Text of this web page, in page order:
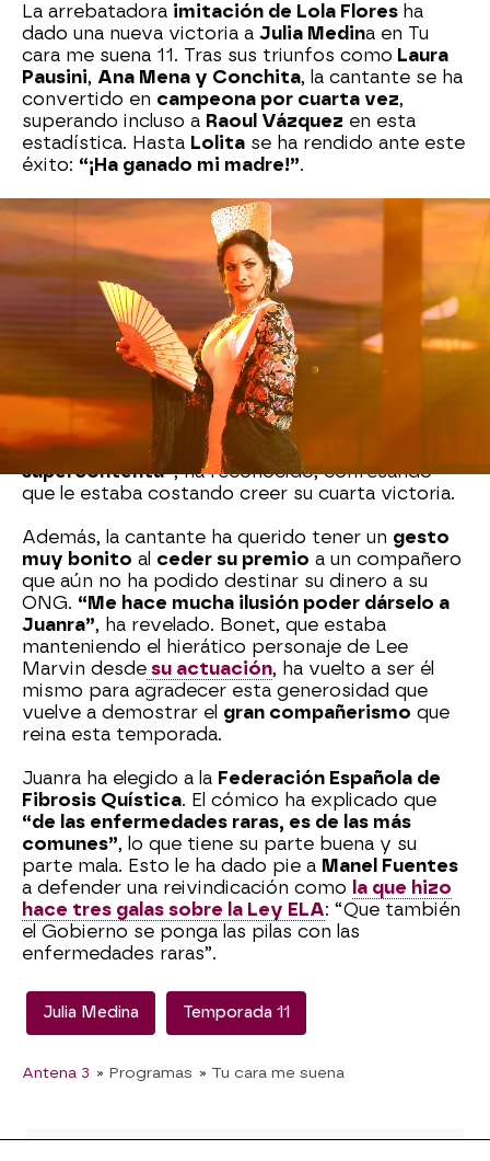
La arrebatadora imitación de Lola Flores ha
dado una nueva victoria a Julia Medina en Tu
cara me suena 11. Tras sus triunfos como Laura
Pausini, Ana Mena y Conchita, la cantante se ha
convertido en campeona por cuarta vez,
superando incluso a Raoul Vázquez en esta
estadística. Hasta Lolita se ha rendido ante este
éxito: “¡Ha ganado mi madre!”.
Lo cierto es que su actuación no ha sido la más
valorada por el jurado, que ha puntuado mejor el
potente
homenaje de David Bustamante a
Camilo Sesto . Sin embargo, el público sí ha
dado su 12 a nuestra particular Faraona y a
‘La
Zarzamora’que ha interpretado.
Julia, al recoger el premio, ha reconocido lo
sufrida que ha sido esta imitación, por lo icónica
que es Lola Flores, por la canción y por tener a
Lolita delante. “Lo pasé muy mal, así que estoy
supercontenta”, ha reconocido, confesando
que le estaba costando creer su cuarta victoria.
Además, la cantante ha querido tener un gesto
muy bonito al ceder su premio a un compañero
que aún no ha podido destinar su dinero a su
ONG. “Me hace mucha ilusión poder dárselo a
Juanra”, ha revelado. Bonet, que estaba
manteniendo el hierático personaje de Lee
Marvin desde su actuación, ha vuelto a ser él
mismo para agradecer esta generosidad que
vuelve a demostrar el gran compañerismo que
reina esta temporada.
Juanra ha elegido a la Federación Española de
Fibrosis Quística. El cómico ha explicado que
“de las enfermedades raras, es de las más
comunes”, lo que tiene su parte buena y su
parte mala. Esto le ha dado pie a Manel Fuentes
a defender una reivindicación como la que hizo
hace tres galas sobre la Ley ELA: “Que también
el Gobierno se ponga las pilas con las
enfermedades raras”.
Julia Medina Temporada 11
Antena 3 » Programas » Tu cara me suena